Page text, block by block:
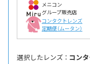
メニコン
グループ販売店
コンタクトレンズ
定期便（ムータン）
選択したレンズ ： コン